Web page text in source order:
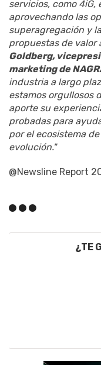
servicios, como
aprovechando las
superagregación y
propuestas de valor
Goldberg,
marketing de
industria a largo
estamos orgullosos
aporte su
probadas para
por el ecosistema
evolución."
@Newsline Report
¿TE